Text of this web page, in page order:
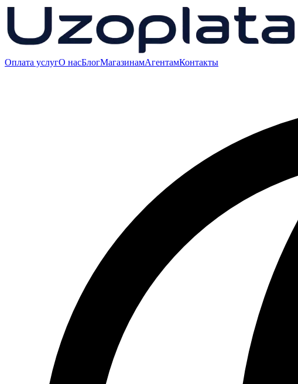
Оплата услугО насБлогМагазинамАгентамКонтакты